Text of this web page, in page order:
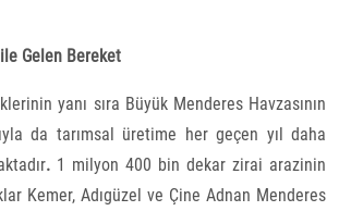
Gelen Bereket
yanı sıra Büyük Menderes Havzasının
da tarımsal üretime her geçen yıl daha
. 1 milyon 400 bin dekar zirai arazinin
Kemer, Adıgüzel ve Çine Adnan Menderes